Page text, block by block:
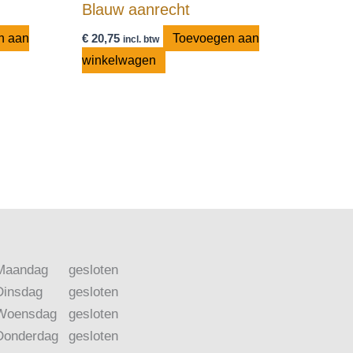
aan
Blauw aanrecht
€20,75 incl. btw
Toevoegen aan
winkelwagen
gesloten
gesloten
gesloten
gesloten